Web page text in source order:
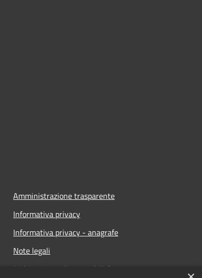
Amministrazione trasparente
Informativa privacy
Informativa privacy - anagrafe
Note legali
Dichiarazione di accessibilità